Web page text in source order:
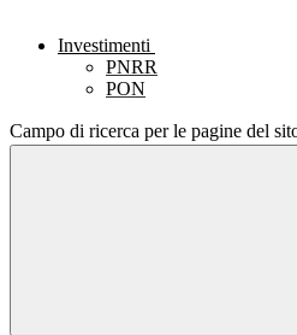
Investimenti
PNRR
PON
Campo di ricerca per le pagine del